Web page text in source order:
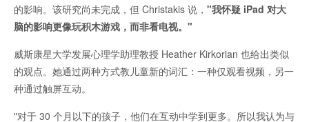
的影响。该研究尚未完成，但 Christakis 说， "我怀疑 iPad 对大
脑的影响更像玩积木游戏，而非看电视。"
威斯康星大学发展心理学助理教授 Heather Kirkorian 也给出类似
的观点。她通过两种方式教儿童新的词汇：一种仅观看视频，另一
种通过触屏互动。
"对于 30 个月以下的孩子，他们在互动中学到更多。所以我认为与